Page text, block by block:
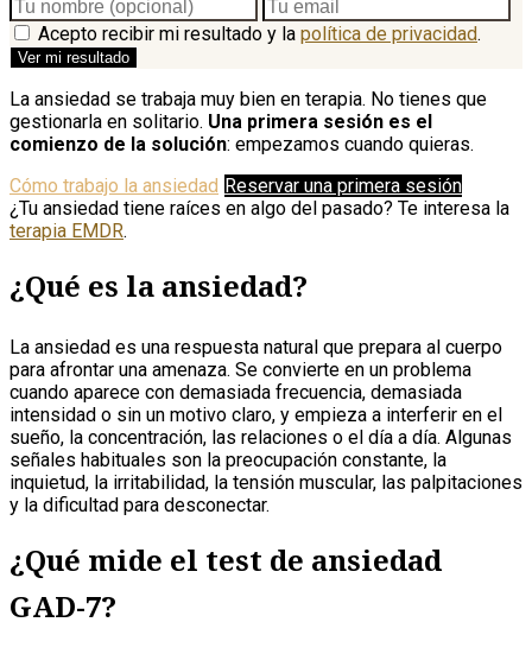
Acepto recibir mi resultado y la política de privacidad.
Ver mi resultado
La ansiedad se trabaja muy bien en terapia. No tienes que
gestionarla en solitario. Una primera sesión es el
comienzo de la solución: empezamos cuando quieras.
Cómo trabajo la ansiedad Reservar una primera sesión
¿Tu ansiedad tiene raíces en algo del pasado? Te interesa la
terapia EMDR.
¿Qué es la ansiedad?
La ansiedad es una respuesta natural que prepara al cuerpo
para afrontar una amenaza. Se convierte en un problema
cuando aparece con demasiada frecuencia, demasiada
intensidad o sin un motivo claro, y empieza a interferir en el
sueño, la concentración, las relaciones o el día a día. Algunas
señales habituales son la preocupación constante, la
inquietud, la irritabilidad, la tensión muscular, las palpitaciones
y la dificultad para desconectar.
¿Qué mide el test de ansiedad
GAD-7?